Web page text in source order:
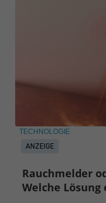
ANZEIGE
TECHNOLOGIE
Rauchmelder
Welche